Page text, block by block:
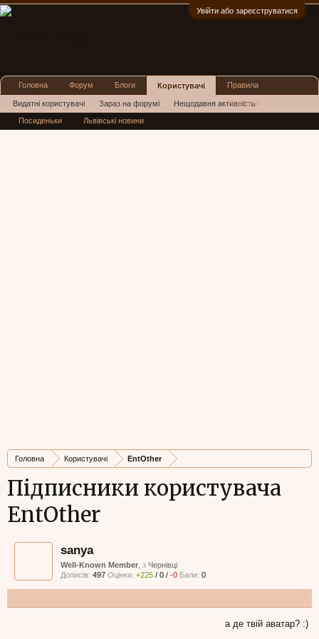
Увійти або зареєструватися
Головна Користувачі EntOther
Підписники користувача
EntOther
sanya
Well-Known Member з Чернівці
Дописів: 497 Оцінки: +225 / 0 / -0 Бали: 0
а де твій аватар? :)
Головна Форум Блоги Користувачі
Видатні користувачі Зараз на форумі Нещодавня активність
Нові повідомлення профілю
Правила
Реклама
Посиденьки Львівські новини